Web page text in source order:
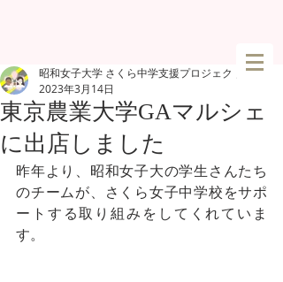
東京農業大学GAマルシェ
に出店しました
昭和女子大学 さくら中学支援プロジェクト
2023年3月14日
昨年より、昭和女子大の学生さんたち
のチームが、さくら女子中学校をサポ
ートする取り組みをしてくれていま
す。